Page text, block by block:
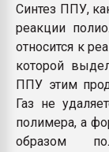
Синтез ППУ,
реакции
относится к
которой
ППУ этим
Газ не
полимера, а
образом